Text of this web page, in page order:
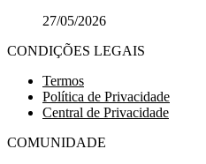
27/05/2026
CONDIÇÕES LEGAIS
Termos
Política de Privacidade
Central de Privacidade
COMUNIDADE